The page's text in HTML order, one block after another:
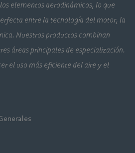
elementos aerodinámicos, lo que
entre la tecnología del motor, la
Nuestros productos combinan
áreas principales de especialización.
el uso más eficiente del aire y el